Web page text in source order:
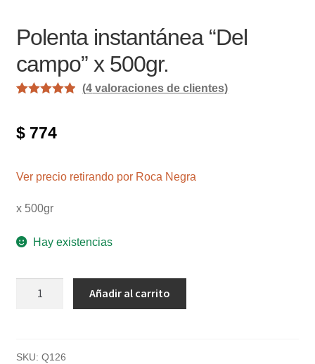
Polenta instantánea “Del
campo” x 500gr.
base a
s de
(4 valoraciones de clientes)
$774
Ver precio retirando por Roca Negra
x 500gr
Hay existencias
x
Añadir al carrito
SKU: Q126